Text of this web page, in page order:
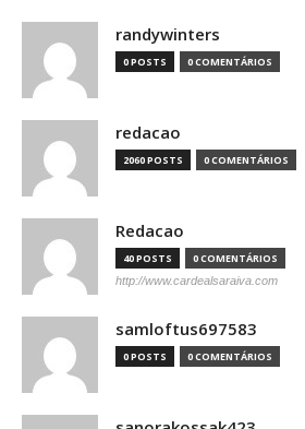
randywinters
0 POSTS 0 COMENTÁRIOS
redacao
2060 POSTS 0 COMENTÁRIOS
Redacao
40 POSTS 0 COMENTÁRIOS
http://www.cardealsaraiva.com
samloftus697583
0 POSTS 0 COMENTÁRIOS